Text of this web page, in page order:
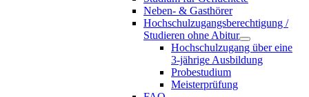
Neben- & Gasthörer
Hochschulzugangsberechtigung /
Studieren ohne Abitur
Hochschulzugang über eine
3-jährige Ausbildung
Probestudium
Meisterprüfung